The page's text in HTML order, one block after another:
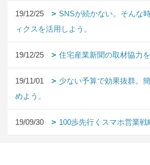
19/12/25
SNSが続かない。そんな
ィクスを活用しよう。
19/12/25 住宅産業新聞の取材協力
19/11/01
少ない予算で効果抜群。
めよう。
19/09/30 100歩先行くスマホ営業